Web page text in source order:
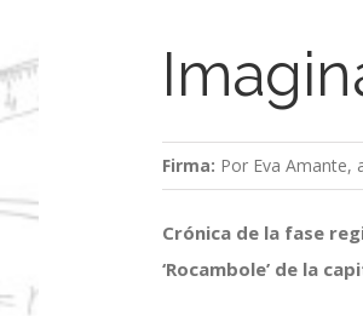
Firma: Por Eva Amante,
Crónica de la fase
‘Rocambole’ de la